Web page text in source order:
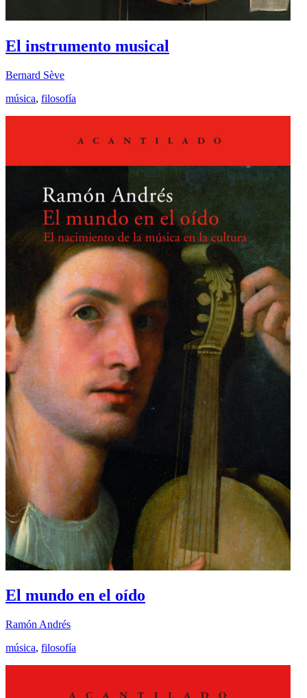
El instrumento musical
Bernard Sève
música, filosofía
El mundo en el oído
Ramón Andrés
música, filosofía